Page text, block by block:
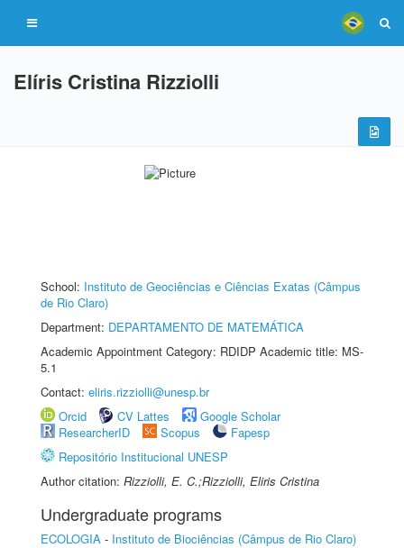
Elíris Cristina Rizziolli
School: Instituto de Geociências e Ciências Exatas (Câmpus
de Rio Claro)
Department: DEPARTAMENTO DE MATEMÁTICA
Academic Appointment Category: RDIDP Academic title: MS-
5.1
Contact: eliris.rizziolli@unesp.br
Orcid
CV Lattes
Google Scholar
ResearcherID
Scopus
Fapesp
Repositório Institucional UNESP
Author citation: Rizziolli, E. C.;Rizziolli, Eliris Cristina
Undergraduate programs
ECOLOGIA - Instituto de Biociências (Câmpus de Rio Claro)